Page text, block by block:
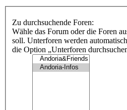
Zu durchsuchende Foren:
Wähle das Forum oder die Foren
soll. Unterforen werden
die Option „Unterforen